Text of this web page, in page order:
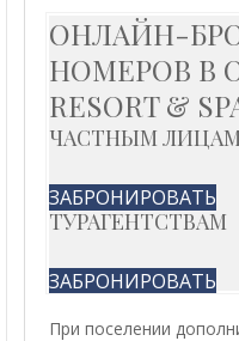
ОНЛАЙН-
НОМЕРОВ В
RESORT &
ЧАСТНЫМ
ЗАБРОНИРОВАТЬ
ТУРАГЕНТСТВАМ
ЗАБРОНИРОВАТЬ
При поселении